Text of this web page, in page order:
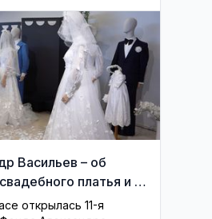
Васильев – об
платья и о
Музея истории
открылась 11-я